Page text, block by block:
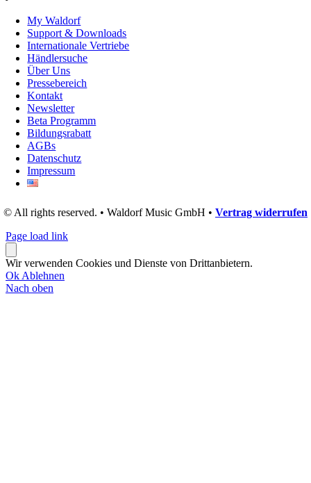
My Waldorf
Support & Downloads
Internationale Vertriebe
Händlersuche
Über Uns
Pressebereich
Kontakt
Newsletter
Beta Programm
Bildungsrabatt
AGBs
Datenschutz
Impressum
© All rights reserved. • Waldorf Music GmbH • Vertrag widerrufen
Page load link
Wir verwenden Cookies und Dienste von Drittanbietern.
Ok Ablehnen
Nach oben